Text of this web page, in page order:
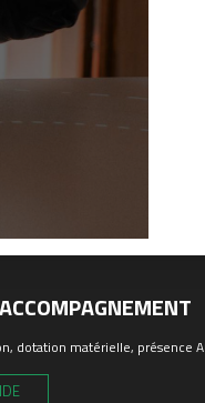
dotation matérielle, présence